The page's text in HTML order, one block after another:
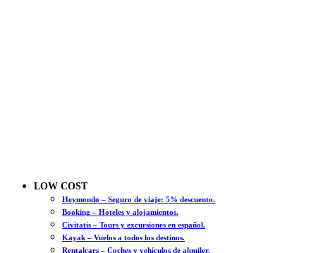
LOW COST
Heymondo – Seguro de viaje: 5% descuento.
Booking – Hoteles y alojamientos.
Civitatis – Tours y excursiones en español.
Kayak – Vuelos a todos los destinos.
Rentalcars – Coches y vehículos de alquiler.